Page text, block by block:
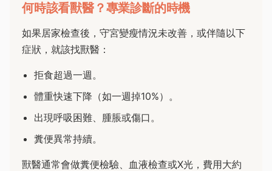
何時該看獸醫？專業診斷的時機
如果居家檢查後，守宮變瘦情況未改善，或伴隨以下
症狀，就該找獸醫：
拒食超過一週。
體重快速下降（如一週掉10%）。
出現呼吸困難、腫脹或傷口。
糞便異常持續。
獸醫通常會做糞便檢驗、血液檢查或X光，費用大約